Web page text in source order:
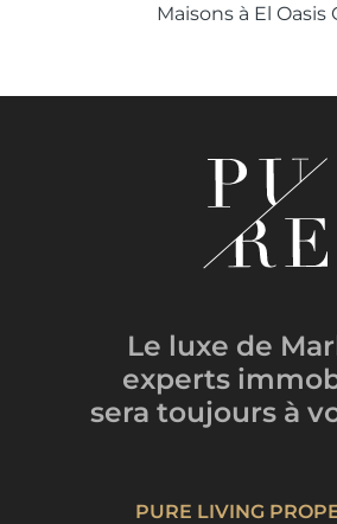
Maisons à El Oasis
Le luxe de
experts
sera toujours à
PURE LIVING